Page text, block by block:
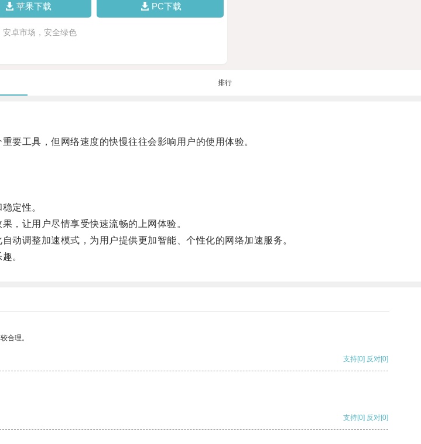
苹果下载 PC下载
安卓市场，安全绿色
排行
工具，但网络速度的快慢往往会影响用户的使用体验。
定性。
让用户尽情享受快速流畅的上网体验。
调整加速模式，为用户提供更加智能、个性化的网络加速服务。
。
合理。
支持[0] 反对[0]
支持[0] 反对[0]